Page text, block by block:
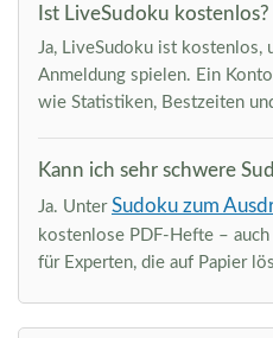
Ist LiveSudoku
Ja, LiveSudoku ist kostenlos,
Anmeldung spielen. Ein
wie Statistiken, Bestzeiten
Kann ich sehr schwere
Ja. Unter Sudoku zum
kostenlose PDF-Hefte –
für Experten, die auf Papier